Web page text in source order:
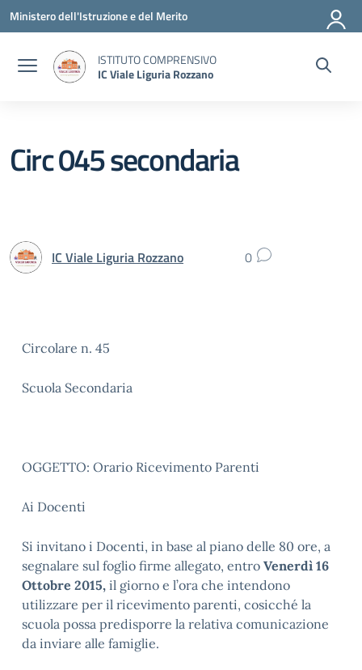
Vai ai contenuti
Vai al menu di navigazione
Vai al footer
Ministero dell'Istruzione e del Merito
ISTITUTO COMPRENSIVO
IC Viale Liguria Rozzano
Circ 045 secondaria
IC Viale Liguria Rozzano 0
Circolare n. 45
Scuola Secondaria
OGGETTO: Orario Ricevimento Parenti
Ai Docenti
Si invitano i Docenti, in base al piano delle 80 ore, a
segnalare sul foglio firme allegato, entro Venerdì 16
Ottobre 2015, il giorno e l’ora che intendono
utilizzare per il ricevimento parenti, cosicché la
scuola possa predisporre la relativa comunicazione
da inviare alle famiglie.